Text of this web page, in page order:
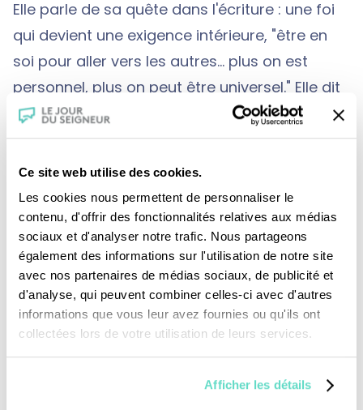
Ce site web utilise des cookies.
Les cookies nous permettent de personnaliser le
contenu, d'offrir des fonctionnalités relatives aux médias
sociaux et d'analyser notre trafic. Nous partageons
également des informations sur l'utilisation de notre site
avec nos partenaires de médias sociaux, de publicité et
d'analyse, qui peuvent combiner celles-ci avec d'autres
informations que vous leur avez fournies ou qu'ils ont
collectées lors de votre utilisation de leurs services.
Afficher les détails
Elle parle de sa quête dans l'écriture : une foi
qui devient une exigence intérieure, "être en
soi pour aller vers les autres... plus on est
personnel, plus on peut être universel." Elle dit
aimer le silence et la solitude de l'écriture. Elle
mène "une sorte de vie monastique".